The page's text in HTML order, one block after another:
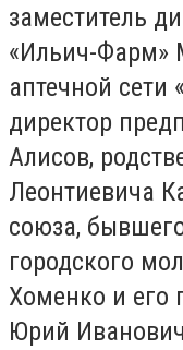
заместитель
«Ильич-Фарм»
аптечной
директор
Алисов,
Леонтиевича
союза,
городского
Хоменко и его
Юрий